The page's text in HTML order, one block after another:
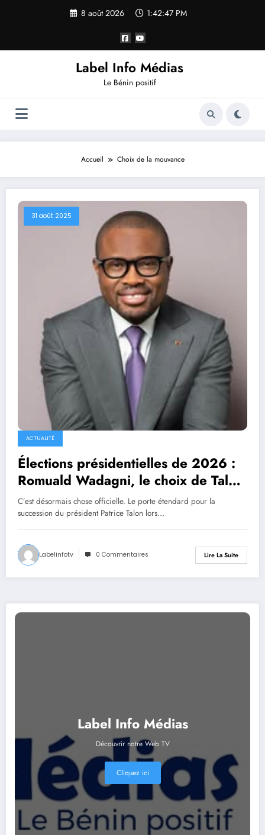
8 août 2026 1:42:48 PM
Label Info Médias
Le Bénin positif
Accueil Choix de la mouvance
31 août 2025
ACTUALITÉ
Élections présidentielles de 2026 :
Romuald Wadagni, le choix de Talon
et de la raison
C’est désormais chose officielle. Le porte étendard pour la
succession du président Patrice Talon lors…
Labelinfotv 0 Commentaires Lire La Suite
Label Info Médias
Découvrir notre Web TV
Cliquez ici